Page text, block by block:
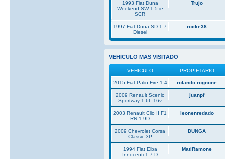
1993 Fiat Duna
Weekend SW 1.5 ie
SCR
Trujo
1997 Fiat Duna SD 1.7
Diesel
rocke38
VEHICULO MAS VISITADO
VEHICULO PROPIETARIO
2015 Fiat Palio Fire 1.4 rolando rognone
2009 Renault Scenic
Sportway 1.6L 16v
juanpf
2003 Renault Clio II F1
RN 1.9D
leonenredado
2009 Chevrolet Corsa
Classic 3P
DUNGA
1994 Fiat Elba
Innocenti 1.7 D
MatiRamone